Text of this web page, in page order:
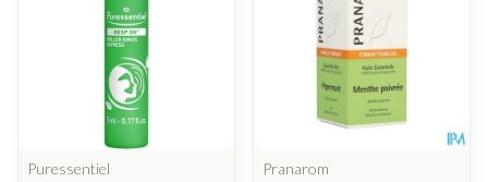
Puressentiel
Pranarom